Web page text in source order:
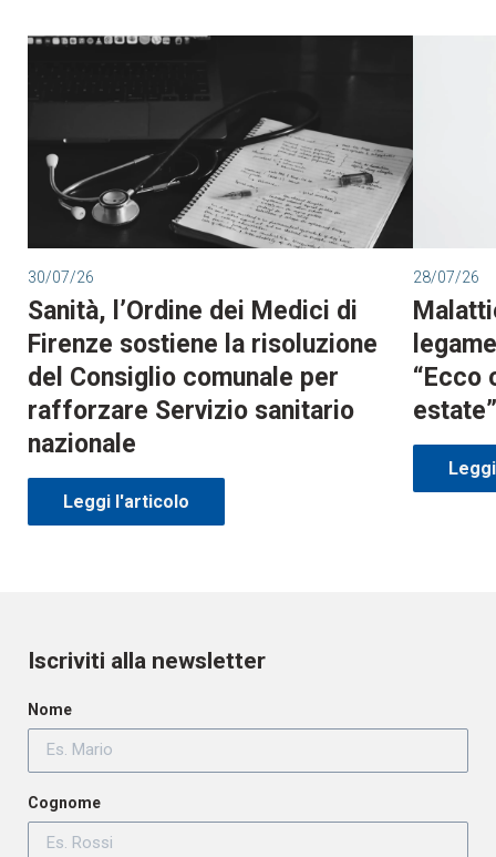
30/07/26
Sanità, l’Ordine dei Medici di
Firenze sostiene la risoluzione
del Consiglio comunale per
rafforzare Servizio sanitario
nazionale
Leggi l'articolo
28/07/26
“Ecco
estate”
Iscriviti alla newsletter
Nome
Cognome